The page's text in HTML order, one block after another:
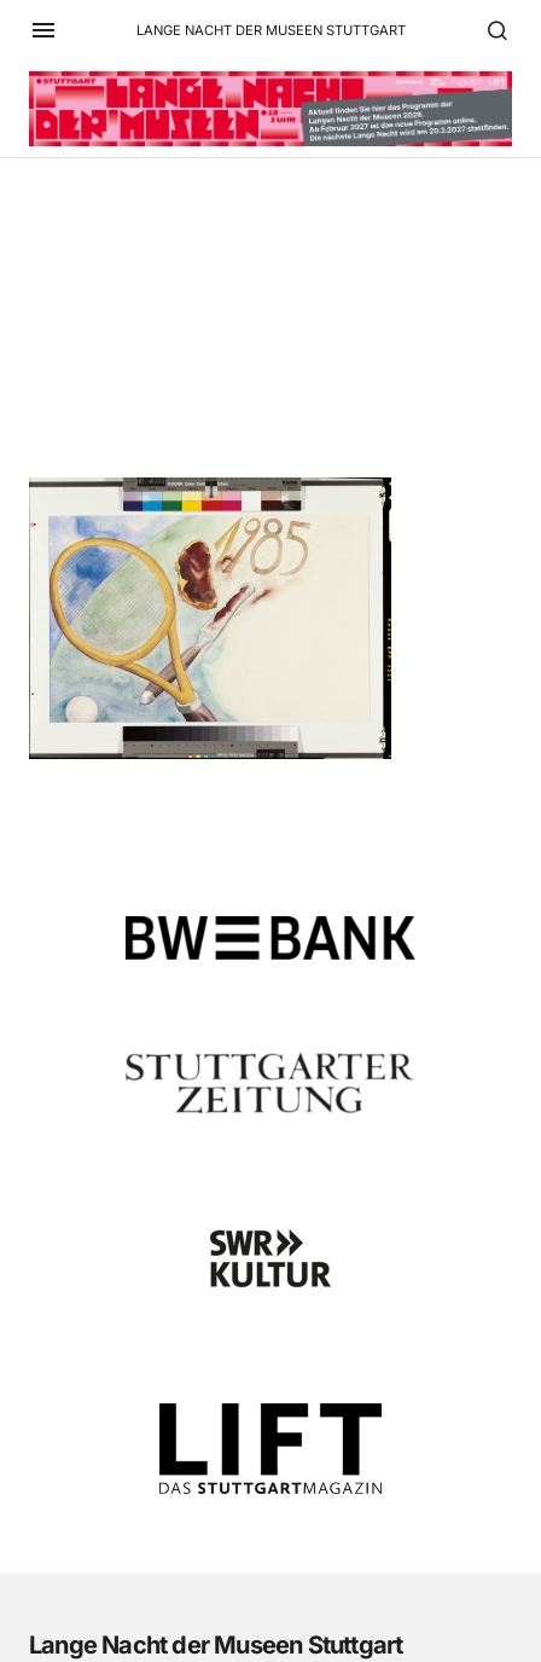
LANGE NACHT DER MUSEEN STUTTGART
Lange Nacht der Museen Stuttgart